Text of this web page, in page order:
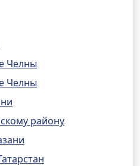
Челны
Челны
району